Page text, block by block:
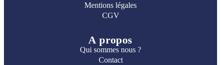
Mentions légales
CGV
A propos
Qui sommes nous ?
Contact